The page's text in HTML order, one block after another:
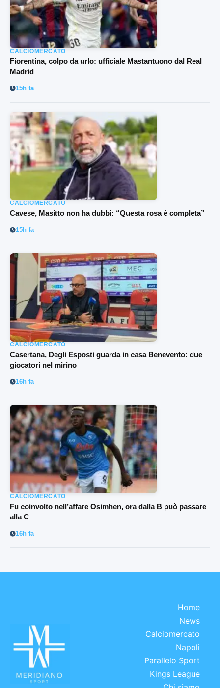
CALCIOMERCATO
Fiorentina, colpo da urlo: ufficiale Mastantuono dal Real
Madrid
15h fa
CALCIOMERCATO
Cavese, Masitto non ha dubbi: “Questa rosa è completa”
15h fa
CALCIOMERCATO
Casertana, Degli Esposti guarda in casa Benevento: due
giocatori nel mirino
16h fa
CALCIOMERCATO
Fu coinvolto nell’affare Osimhen, ora dalla B può passare
alla C
16h fa
Home
News
Calciomercato
Napoli
Parallelo Sport
Kings League